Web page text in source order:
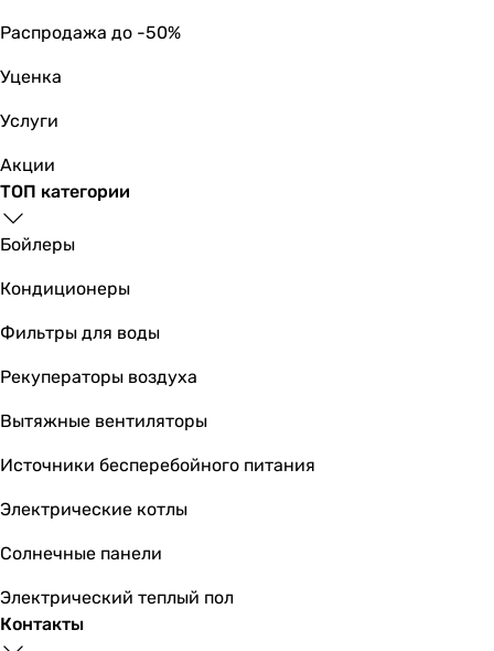
Распродажа до -50%
Уценка
Услуги
Акции
ТОП категории
Бойлеры
Кондиционеры
Фильтры для воды
Рекуператоры воздуха
Вытяжные вентиляторы
Источники бесперебойного питания
Электрические котлы
Солнечные панели
Электрический теплый пол
Контакты